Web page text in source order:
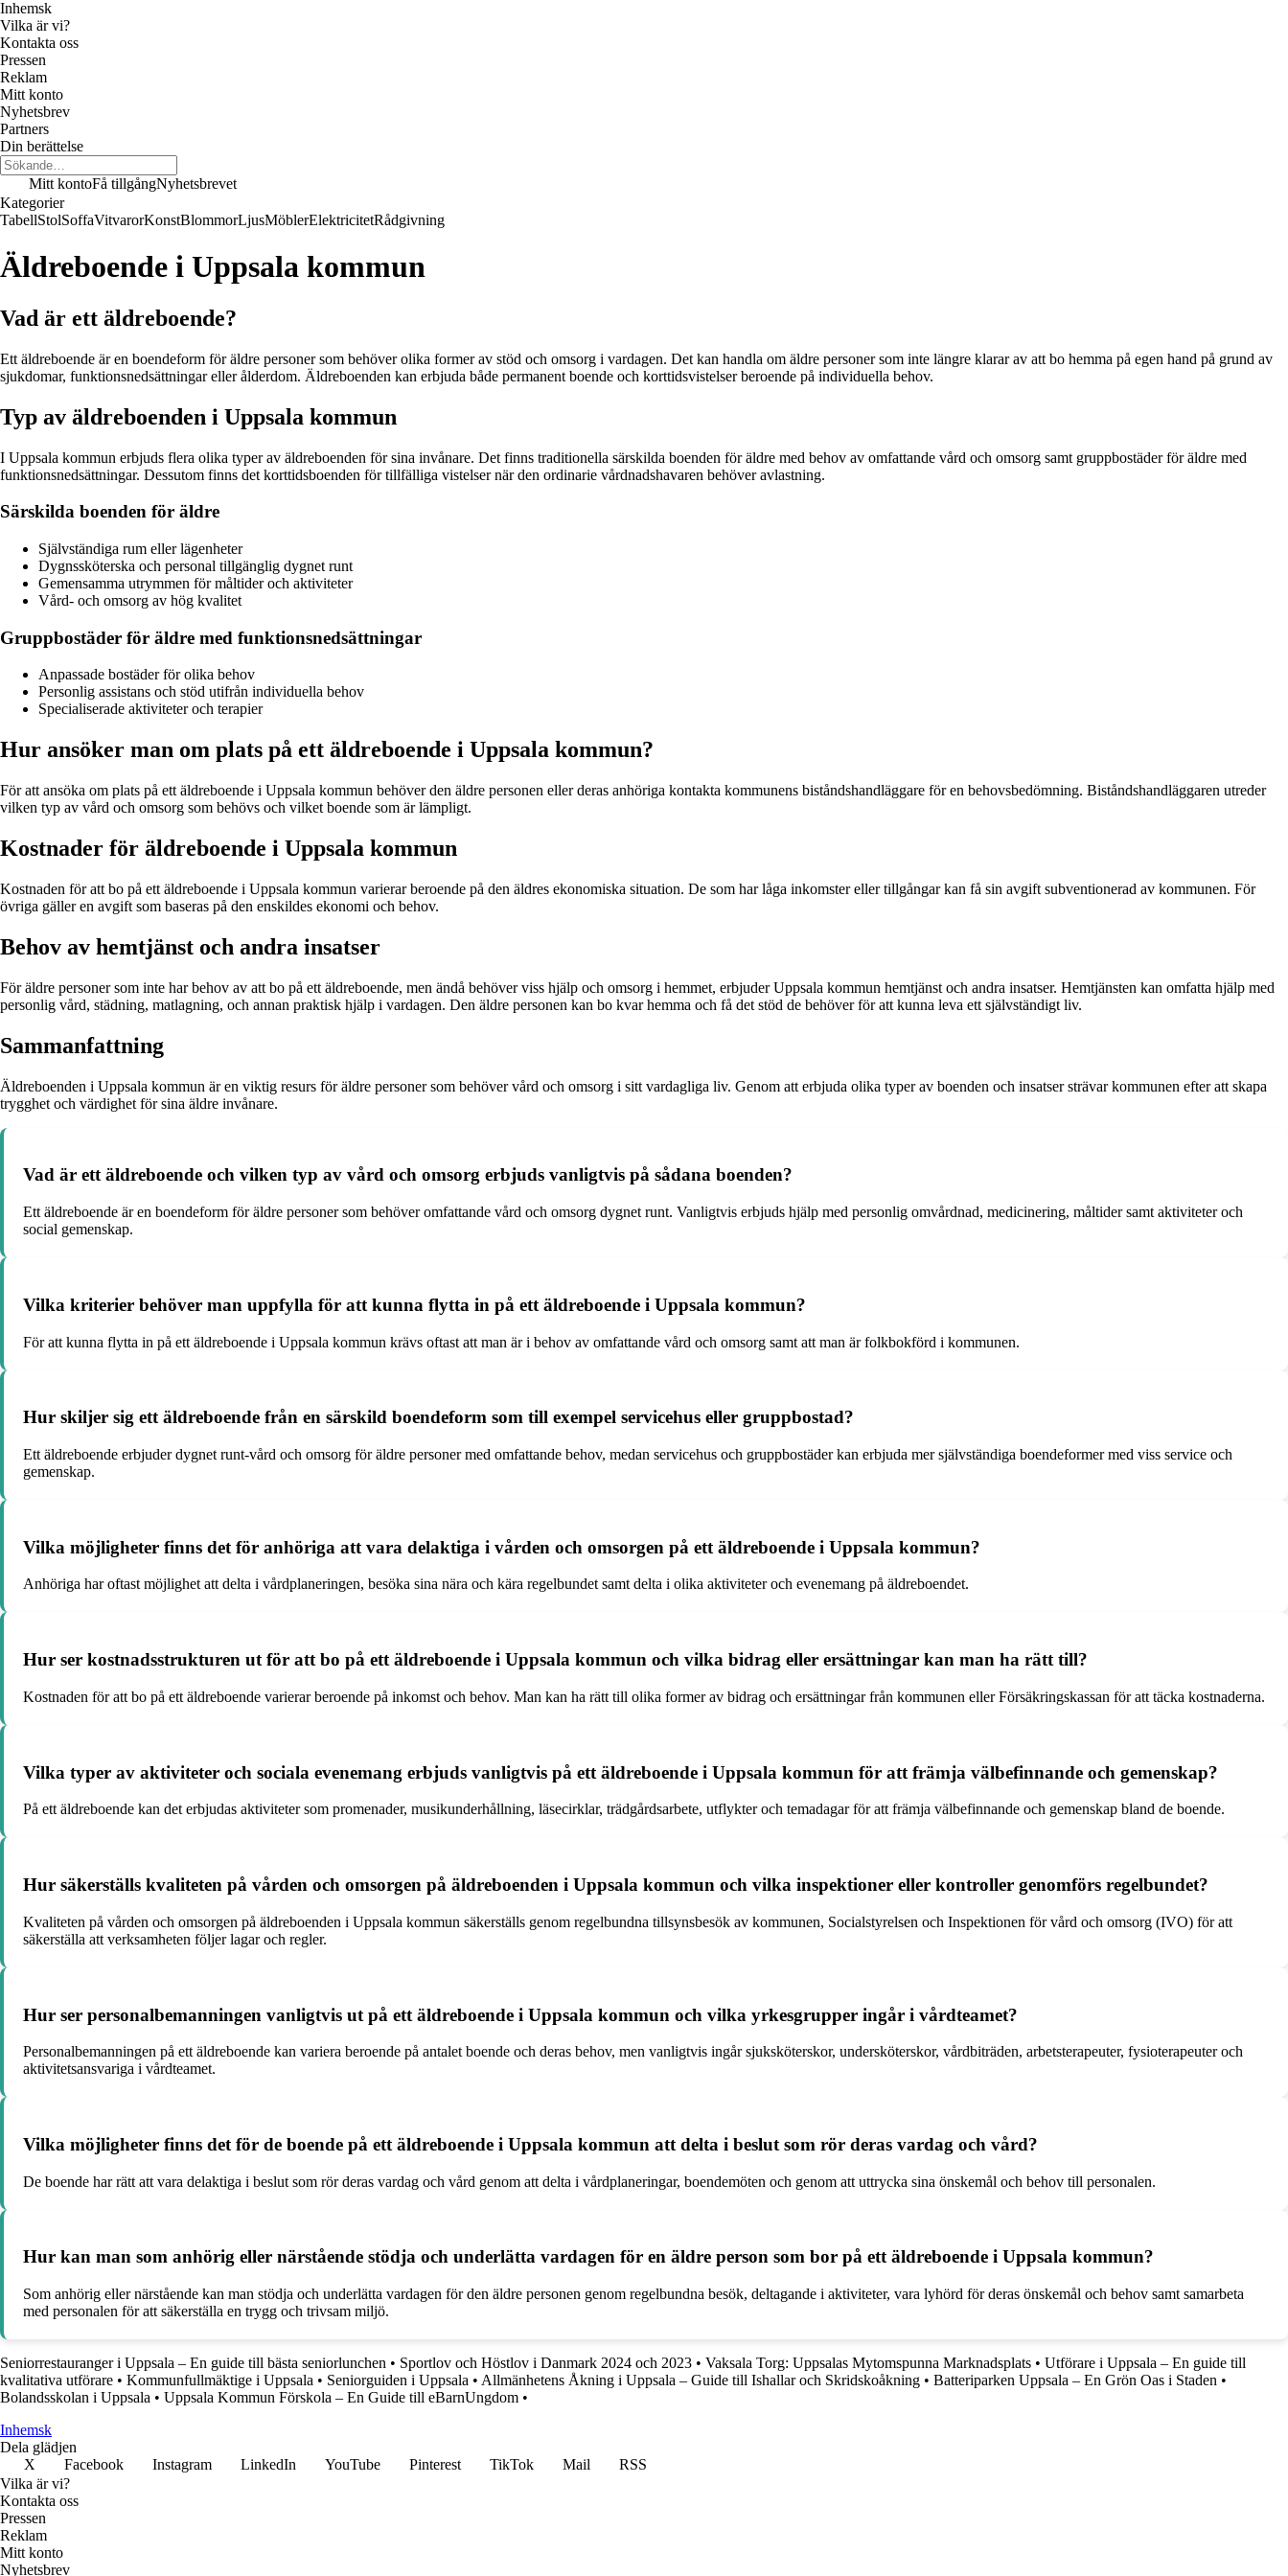
Inhemsk
Vilka är vi?
Kontakta oss
Pressen
Reklam
Mitt konto
Nyhetsbrev
Partners
Din berättelse
Mitt kontoFå tillgångNyhetsbrevet
Kategorier
TabellStolSoffaVitvarorKonstBlommorLjusMöblerElektricitetRådgivning
Äldreboende i Uppsala kommun
Vad är ett äldreboende?
Ett äldreboende är en boendeform för äldre personer som behöver olika former av stöd och omsorg i vardagen. Det kan handla om äldre personer som inte längre klarar av att bo hemma på egen hand på grund av
sjukdomar, funktionsnedsättningar eller ålderdom. Äldreboenden kan erbjuda både permanent boende och korttidsvistelser beroende på individuella behov.
Typ av äldreboenden i Uppsala kommun
I Uppsala kommun erbjuds flera olika typer av äldreboenden för sina invånare. Det finns traditionella särskilda boenden för äldre med behov av omfattande vård och omsorg samt gruppbostäder för äldre med
funktionsnedsättningar. Dessutom finns det korttidsboenden för tillfälliga vistelser när den ordinarie vårdnadshavaren behöver avlastning.
Särskilda boenden för äldre
Självständiga rum eller lägenheter
Dygnssköterska och personal tillgänglig dygnet runt
Gemensamma utrymmen för måltider och aktiviteter
Vård- och omsorg av hög kvalitet
Gruppbostäder för äldre med funktionsnedsättningar
Anpassade bostäder för olika behov
Personlig assistans och stöd utifrån individuella behov
Specialiserade aktiviteter och terapier
Hur ansöker man om plats på ett äldreboende i Uppsala kommun?
För att ansöka om plats på ett äldreboende i Uppsala kommun behöver den äldre personen eller deras anhöriga kontakta kommunens biståndshandläggare för en behovsbedömning. Biståndshandläggaren utreder
vilken typ av vård och omsorg som behövs och vilket boende som är lämpligt.
Kostnader för äldreboende i Uppsala kommun
Kostnaden för att bo på ett äldreboende i Uppsala kommun varierar beroende på den äldres ekonomiska situation. De som har låga inkomster eller tillgångar kan få sin avgift subventionerad av kommunen. För
övriga gäller en avgift som baseras på den enskildes ekonomi och behov.
Behov av hemtjänst och andra insatser
För äldre personer som inte har behov av att bo på ett äldreboende, men ändå behöver viss hjälp och omsorg i hemmet, erbjuder Uppsala kommun hemtjänst och andra insatser. Hemtjänsten kan omfatta hjälp med
personlig vård, städning, matlagning, och annan praktisk hjälp i vardagen. Den äldre personen kan bo kvar hemma och få det stöd de behöver för att kunna leva ett självständigt liv.
Sammanfattning
Äldreboenden i Uppsala kommun är en viktig resurs för äldre personer som behöver vård och omsorg i sitt vardagliga liv. Genom att erbjuda olika typer av boenden och insatser strävar kommunen efter att skapa
trygghet och värdighet för sina äldre invånare.
Vad är ett äldreboende och vilken typ av vård och omsorg erbjuds vanligtvis på sådana boenden?
Ett äldreboende är en boendeform för äldre personer som behöver omfattande vård och omsorg dygnet runt. Vanligtvis erbjuds hjälp med personlig omvårdnad, medicinering, måltider samt aktiviteter och
social gemenskap.
Vilka kriterier behöver man uppfylla för att kunna flytta in på ett äldreboende i Uppsala kommun?
För att kunna flytta in på ett äldreboende i Uppsala kommun krävs oftast att man är i behov av omfattande vård och omsorg samt att man är folkbokförd i kommunen.
Hur skiljer sig ett äldreboende från en särskild boendeform som till exempel servicehus eller gruppbostad?
Ett äldreboende erbjuder dygnet runt-vård och omsorg för äldre personer med omfattande behov, medan servicehus och gruppbostäder kan erbjuda mer självständiga boendeformer med viss service och
gemenskap.
Vilka möjligheter finns det för anhöriga att vara delaktiga i vården och omsorgen på ett äldreboende i Uppsala kommun?
Anhöriga har oftast möjlighet att delta i vårdplaneringen, besöka sina nära och kära regelbundet samt delta i olika aktiviteter och evenemang på äldreboendet.
Hur ser kostnadsstrukturen ut för att bo på ett äldreboende i Uppsala kommun och vilka bidrag eller ersättningar kan man ha rätt till?
Kostnaden för att bo på ett äldreboende varierar beroende på inkomst och behov. Man kan ha rätt till olika former av bidrag och ersättningar från kommunen eller Försäkringskassan för att täcka kostnaderna.
Vilka typer av aktiviteter och sociala evenemang erbjuds vanligtvis på ett äldreboende i Uppsala kommun för att främja välbefinnande och gemenskap?
På ett äldreboende kan det erbjudas aktiviteter som promenader, musikunderhållning, läsecirklar, trädgårdsarbete, utflykter och temadagar för att främja välbefinnande och gemenskap bland de boende.
Hur säkerställs kvaliteten på vården och omsorgen på äldreboenden i Uppsala kommun och vilka inspektioner eller kontroller genomförs regelbundet?
Kvaliteten på vården och omsorgen på äldreboenden i Uppsala kommun säkerställs genom regelbundna tillsynsbesök av kommunen, Socialstyrelsen och Inspektionen för vård och omsorg (IVO) för att
säkerställa att verksamheten följer lagar och regler.
Hur ser personalbemanningen vanligtvis ut på ett äldreboende i Uppsala kommun och vilka yrkesgrupper ingår i vårdteamet?
Personalbemanningen på ett äldreboende kan variera beroende på antalet boende och deras behov, men vanligtvis ingår sjuksköterskor, undersköterskor, vårdbiträden, arbetsterapeuter, fysioterapeuter och
aktivitetsansvariga i vårdteamet.
Vilka möjligheter finns det för de boende på ett äldreboende i Uppsala kommun att delta i beslut som rör deras vardag och vård?
De boende har rätt att vara delaktiga i beslut som rör deras vardag och vård genom att delta i vårdplaneringar, boendemöten och genom att uttrycka sina önskemål och behov till personalen.
Hur kan man som anhörig eller närstående stödja och underlätta vardagen för en äldre person som bor på ett äldreboende i Uppsala kommun?
Som anhörig eller närstående kan man stödja och underlätta vardagen för den äldre personen genom regelbundna besök, deltagande i aktiviteter, vara lyhörd för deras önskemål och behov samt samarbeta
med personalen för att säkerställa en trygg och trivsam miljö.
Seniorrestauranger i Uppsala – En guide till bästa seniorlunchen • Sportlov och Höstlov i Danmark 2024 och 2023 • Vaksala Torg: Uppsalas Mytomspunna Marknadsplats • Utförare i Uppsala – En guide till
kvalitativa utförare • Kommunfullmäktige i Uppsala • Seniorguiden i Uppsala • Allmänhetens Åkning i Uppsala – Guide till Ishallar och Skridskoåkning • Batteriparken Uppsala – En Grön Oas i Staden •
Bolandsskolan i Uppsala • Uppsala Kommun Förskola – En Guide till eBarnUngdom •
Inhemsk
Dela glädjen
X
Facebook Instagram LinkedIn YouTube Pinterest TikTok Mail
RSS
Vilka är vi?
Kontakta oss
Pressen
Reklam
Mitt konto
Nyhetsbrev